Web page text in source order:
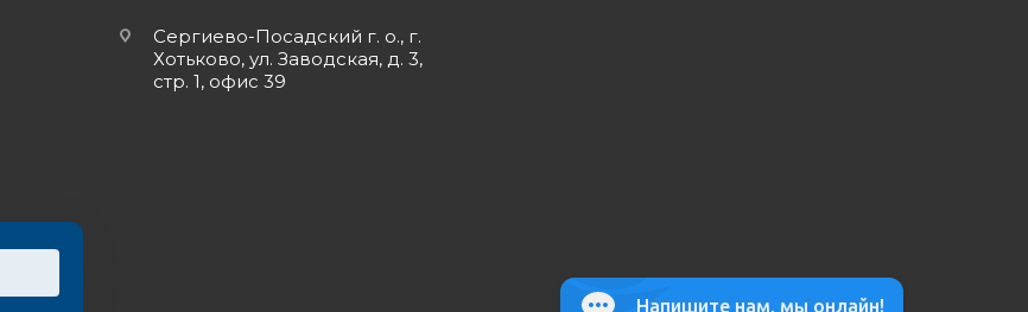
Сергиево-Посадский г. о., г.
Хотьково, ул. Заводская, д. 3,
стр. 1, офис 39
Напишите нам, мы онлайн!